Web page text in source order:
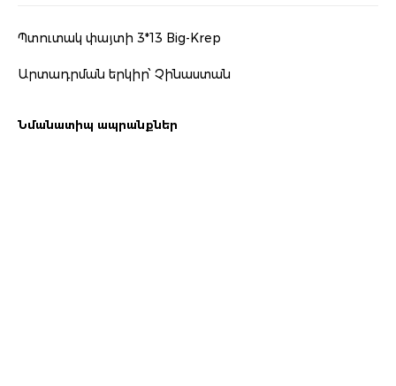
Պտուտակ փայտի 3*13 Big-Krep
Արտադրման երկիր՝ Չինաստան
Նմանատիպ ապրանքներ